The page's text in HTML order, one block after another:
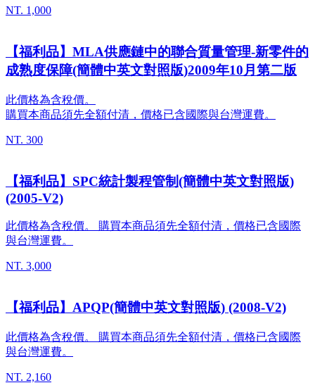
NT. 1,000
【福利品】MLA供應鏈中的聯合質量管理-新零件的
成熟度保障(簡體中英文對照版)2009年10月第二版
此價格為含稅價。
購買本商品須先全額付清，價格已含國際與台灣運費。
NT. 300
【福利品】SPC統計製程管制(簡體中英文對照版)
(2005-V2)
此價格為含稅價。 購買本商品須先全額付清，價格已含國際
與台灣運費。
NT. 3,000
【福利品】APQP(簡體中英文對照版) (2008-V2)
此價格為含稅價。 購買本商品須先全額付清，價格已含國際
與台灣運費。
NT. 2,160